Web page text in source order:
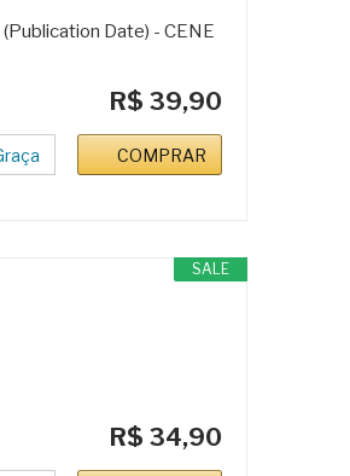
Date) - CENE
R$ 39,90
COMPRAR
SALE
R$ 34,90